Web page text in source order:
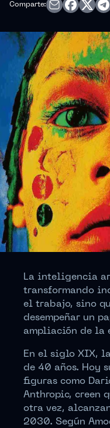
Comparte:
La inteligencia
transformando
el trabajo, sino
desempeñar un
ampliación de la
En el siglo XIX,
de 40 años. Hoy
figuras como
Anthropic, creen
otra vez,
2030. Según